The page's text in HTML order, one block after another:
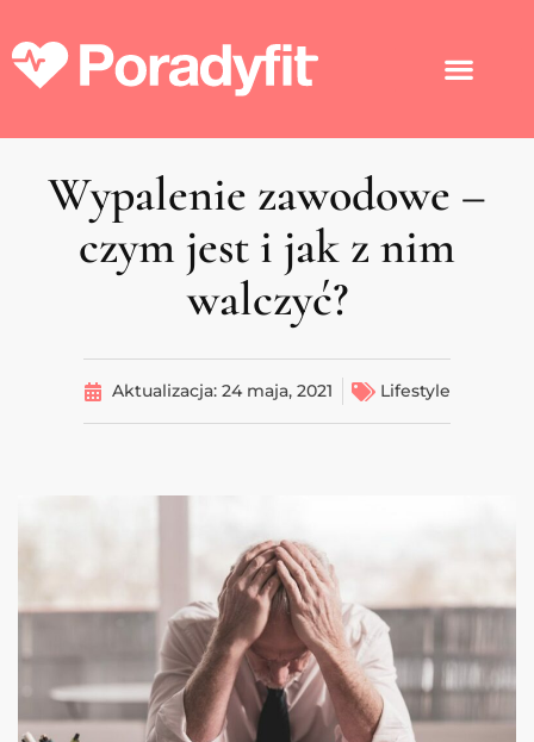
Wypalenie zawodowe –
czym jest i jak z nim
walczyć?
Aktualizacja: 24 maja, 2021 Lifestyle